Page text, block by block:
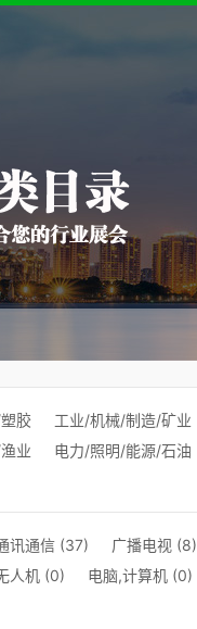
胶 工业/机械/制造/矿业
业 电力/照明/能源/石油
讯通信 (37) 广播电视 (8)
人机 (0) 电脑,计算机 (0)